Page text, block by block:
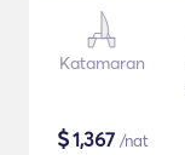
Katamaran
$1,367 /nat